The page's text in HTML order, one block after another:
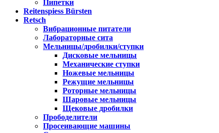
Пипетки
Reitenspiess Bürsten
Retsch
Вибрационные питатели
Лабораторные сита
Мельницы/дробилки/ступки
Дисковые мельницы
Механические ступки
Ножевые мельницы
Режущие мельницы
Роторные мельницы
Шаровые мельницы
Щековые дробилки
Прободелители
Просеивающие машины